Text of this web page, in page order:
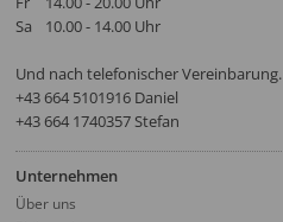
Sa
10.00 - 14.00 Uhr
Und nach telefonischer Vereinbarung.
‭+43 664 5101916‬ Daniel
+43 664 1740357 Stefan
Unternehmen
Über uns